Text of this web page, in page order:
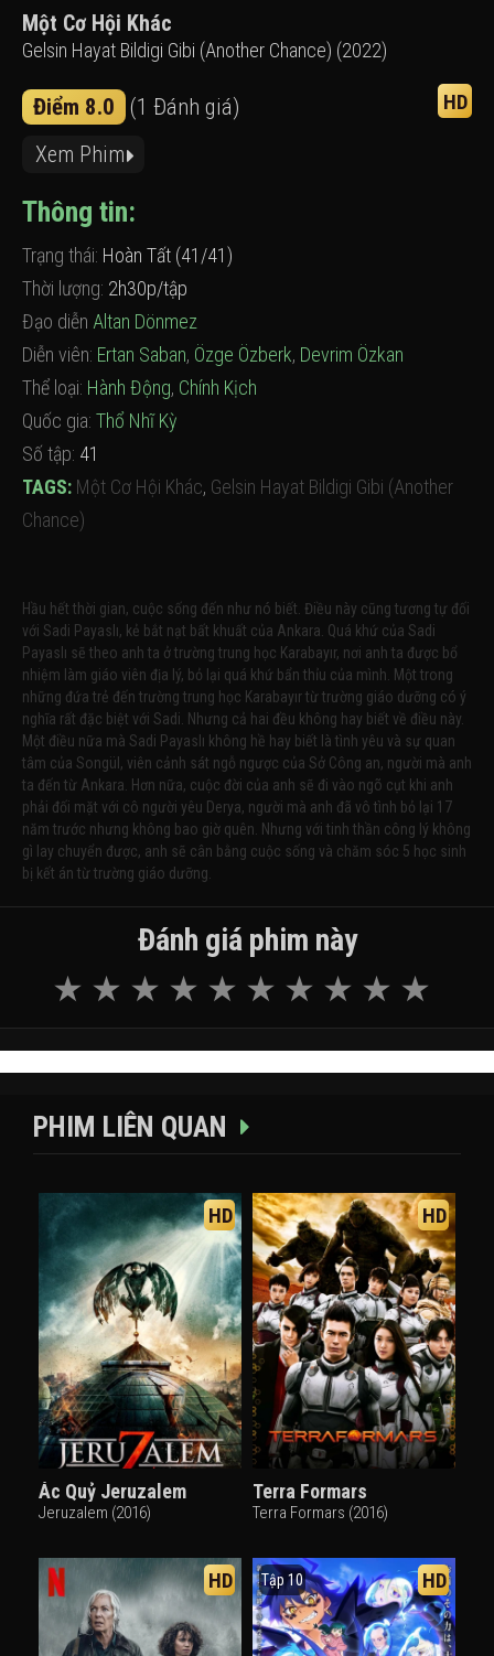
Một Cơ Hội Khác
Gelsin Hayat Bildigi Gibi (Another Chance) (2022)
Điểm 8.0 (1 Đánh giá) HD
Xem Phim
Thông tin:
Trạng thái: Hoàn Tất (41/41)
Thời lượng: 2h30p/tập
Đạo diễn Altan Dönmez
Diễn viên: Ertan Saban, Özge Özberk, Devrim Özkan
Thể loại: Hành Động, Chính Kịch
Quốc gia: Thổ Nhĩ Kỳ
Số tập: 41
TAGS: Một Cơ Hội Khác, Gelsin Hayat Bildigi Gibi (Another
Chance)
Hầu hết thời gian, cuộc sống đến như nó biết. Điều này cũng tương tự đối
với Sadi Payaslı, kẻ bắt nạt bất khuất của Ankara. Quá khứ của Sadi
Payaslı sẽ theo anh ta ở trường trung học Karabayır, nơi anh ta được bổ
nhiệm làm giáo viên địa lý, bỏ lại quá khứ bẩn thỉu của mình. Một trong
những đứa trẻ đến trường trung học Karabayır từ trường giáo dưỡng có ý
nghĩa rất đặc biệt với Sadi. Nhưng cả hai đều không hay biết về điều này.
Một điều nữa mà Sadi Payaslı không hề hay biết là tình yêu và sự quan
tâm của Songül, viên cảnh sát ngỗ ngược của Sở Công an, người mà anh
ta đến từ Ankara. Hơn nữa, cuộc đời của anh sẽ đi vào ngõ cụt khi anh
phải đối mặt với cô người yêu Derya, người mà anh đã vô tình bỏ lại 17
năm trước nhưng không bao giờ quên. Nhưng với tinh thần công lý không
gì lay chuyển được, anh sẽ cân bằng cuộc sống và chăm sóc 5 học sinh
bị kết án từ trường giáo dưỡng.
Đánh giá phim này
PHIM LIÊN QUAN
HD
Ác Quỷ Jeruzalem
Jeruzalem (2016)
HD
Terra Formars
Terra Formars (2016)
HD Tập 10 HD